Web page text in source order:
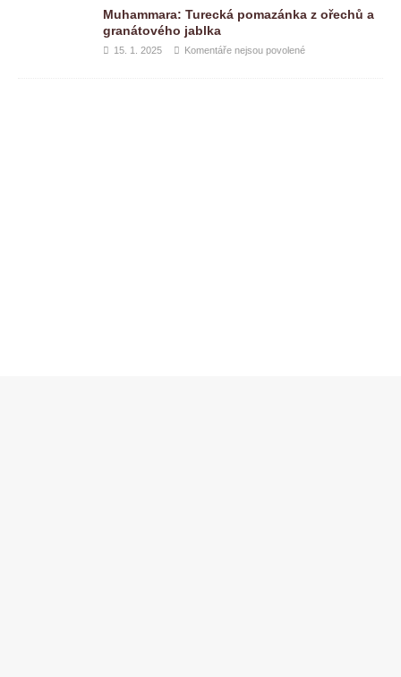
Muhammara: Turecká pomazánka z ořechů a
granátového jablka
15. 1. 2025 Komentáře nejsou povolené